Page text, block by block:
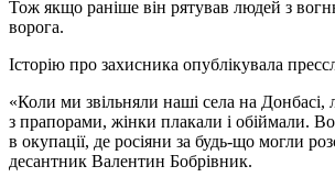
Тож якщо раніше він рятував людей з
ворога.
Історію про захисника опублікувала
«Коли ми звільняли наші села на Донбасі,
з прапорами, жінки плакали і обіймали.
в окупації, де росіяни за будь-що могли
десантник Валентин Бобрівник.